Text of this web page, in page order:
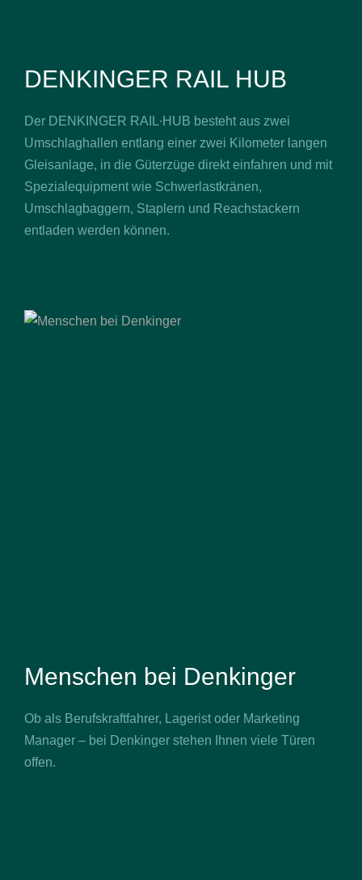
DENKINGER RAIL HUB
Der DENKINGER RAIL∙HUB besteht aus zwei
Umschlaghallen entlang einer zwei Kilometer langen
Gleisanlage, in die Güterzüge direkt einfahren und mit
Spezialequipment wie Schwerlastkränen,
Umschlagbaggern, Staplern und Reachstackern
entladen werden können.
Menschen bei Denkinger
Ob als Berufskraftfahrer, Lagerist oder Marketing
Manager – bei Denkinger stehen Ihnen viele Türen
offen.